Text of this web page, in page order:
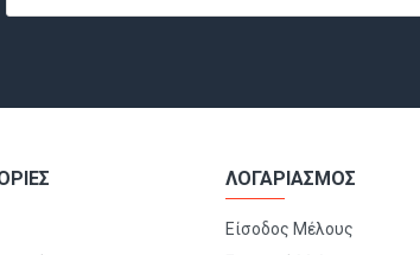
ΛΟΓΑΡΙΑΣΜΟΣ
Είσοδος Μέλους